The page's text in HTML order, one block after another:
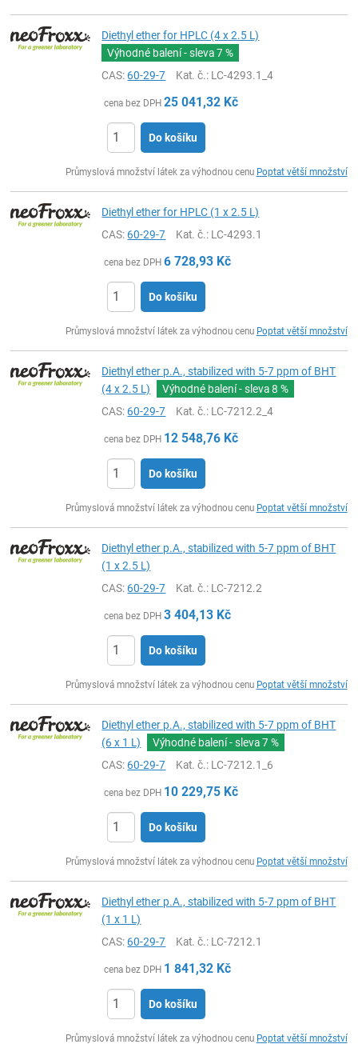
Diethyl ether for HPLC (4 x 2.5 L)
Výhodné balení - sleva7 %
CAS:60-29-7 Kat. č.: LC-4293.1_4
cena bez DPH 25 041,32 Kč
Do košíku
Průmyslová množství látek za výhodnou cenu Poptat větší množství
Diethyl ether for HPLC (1 x 2.5 L)
CAS:60-29-7 Kat. č.: LC-4293.1
cena bez DPH 6 728,93 Kč
Do košíku
Průmyslová množství látek za výhodnou cenu Poptat větší množství
Diethyl ether p.A., stabilized with 5-7 ppm of BHT
(4 x 2.5 L)
Výhodné balení - sleva8 %
CAS:60-29-7 Kat. č.: LC-7212.2_4
cena bez DPH 12 548,76 Kč
Do košíku
Průmyslová množství látek za výhodnou cenu Poptat větší množství
Diethyl ether p.A., stabilized with 5-7 ppm of BHT
(1 x 2.5 L)
CAS:60-29-7 Kat. č.: LC-7212.2
cena bez DPH 3 404,13 Kč
Do košíku
Průmyslová množství látek za výhodnou cenu Poptat větší množství
Diethyl ether p.A., stabilized with 5-7 ppm of BHT
(6 x 1 L)
Výhodné balení - sleva7 %
CAS:60-29-7 Kat. č.: LC-7212.1_6
cena bez DPH 10 229,75 Kč
Do košíku
Průmyslová množství látek za výhodnou cenu Poptat větší množství
Diethyl ether p.A., stabilized with 5-7 ppm of BHT
(1 x 1 L)
CAS:60-29-7 Kat. č.: LC-7212.1
cena bez DPH 1 841,32 Kč
Do košíku
Průmyslová množství látek za výhodnou cenu Poptat větší množství